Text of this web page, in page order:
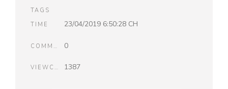
TAGS
TIME
23/04/2019 6:50:28 CH
COMMENTS 0
VIEWCOUNT 1387